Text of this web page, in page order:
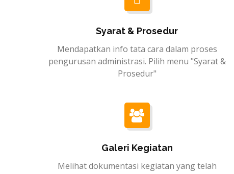
Syarat & Prosedur
Mendapatkan info tata cara dalam proses
pengurusan administrasi. Pilih menu "Syarat &
Prosedur"
Galeri Kegiatan
Melihat dokumentasi kegiatan yang telah